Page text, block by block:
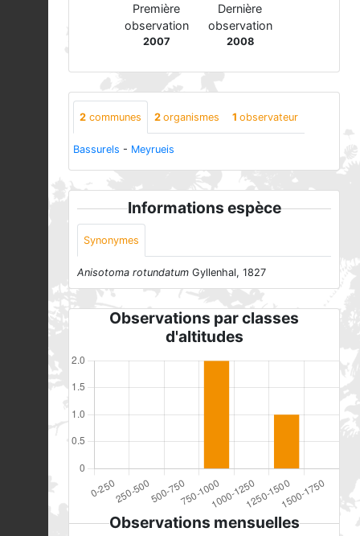
Première
observation
2007
Dernière
observation
2008
2 communes 2 organismes 1 observateur
Bassurels - Meyrueis
Informations espèce
Synonymes
Anisotoma rotundatum Gyllenhal, 1827
Observations par classes
d'altitudes
Observations mensuelles